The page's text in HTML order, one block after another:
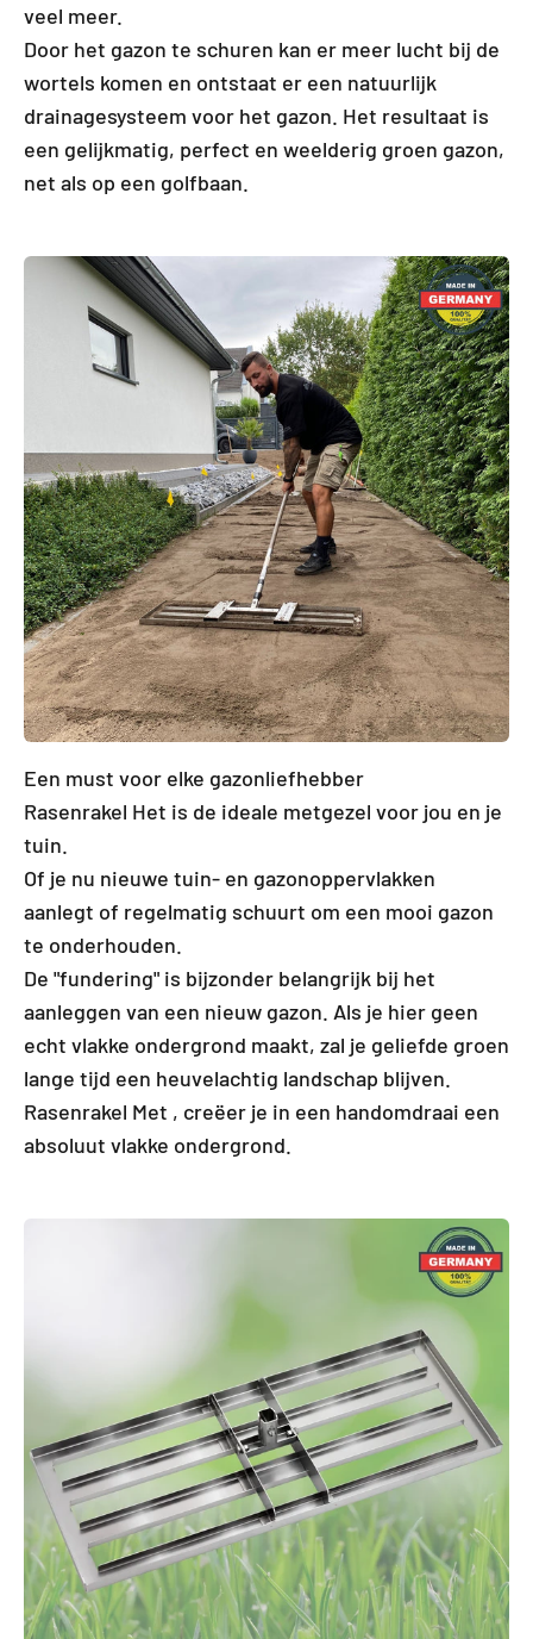
veel meer.
Door het gazon te schuren kan er meer lucht bij de
wortels komen en ontstaat er een natuurlijk
drainagesysteem voor het gazon. Het resultaat is
een gelijkmatig, perfect en weelderig groen gazon,
net als op een golfbaan.
Een must voor elke gazonliefhebber
Rasenrakel Het is de ideale metgezel voor jou en je
tuin.
Of je nu nieuwe tuin- en gazonoppervlakken
aanlegt of regelmatig schuurt om een mooi gazon
te onderhouden.
De "fundering" is bijzonder belangrijk bij het
aanleggen van een nieuw gazon. Als je hier geen
echt vlakke ondergrond maakt, zal je geliefde groen
lange tijd een heuvelachtig landschap blijven.
Rasenrakel Met , creëer je in een handomdraai een
absoluut vlakke ondergrond.